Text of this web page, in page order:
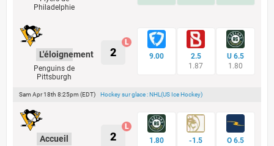
Philadelphie
L'éloignement
Penguins de
Pittsburgh
2 9.00
2.5
1.87
U 6.5
1.80
Sam Apr 18th 8:25pm (EDT) Hockey sur glace : NHL(US Ice Hockey)
Accueil 2 1.80
-1.5
O 6.5